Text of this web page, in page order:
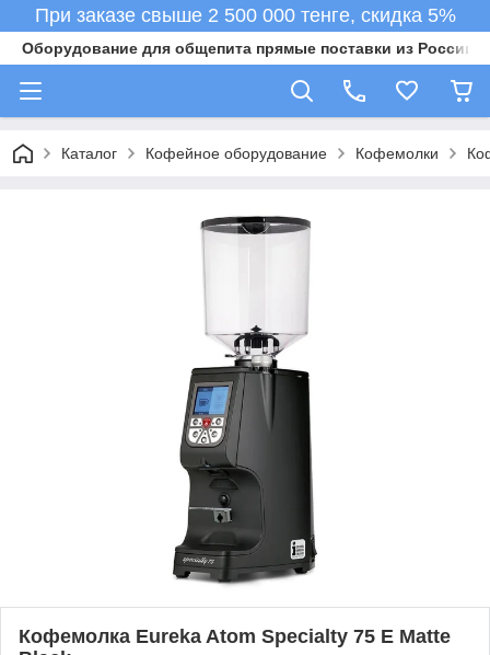
При заказе свыше 2 500 000 тенге, скидка 5%
Оборудование для общепита прямые поставки из России в
Каталог Кофейное оборудование Кофемолки
Кофемолка Eureka Atom Specialty 75 E Matte